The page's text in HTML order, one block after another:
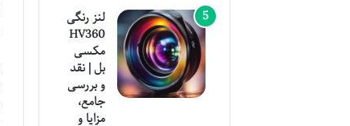
لنز رنگی
HV360
مکسی
بل | نقد
و بررسی
جامع،
مزایا و